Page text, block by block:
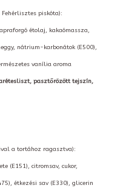
Fehérlisztes piskóta):
étolaj, kakaómassza,
nátrium-karbonátok (E500),
vanília aroma
pasztőrözött tejszín,
a tortához ragasztva):
(E151), citromsav, cukor,
étkezési sav (E330), glicerin